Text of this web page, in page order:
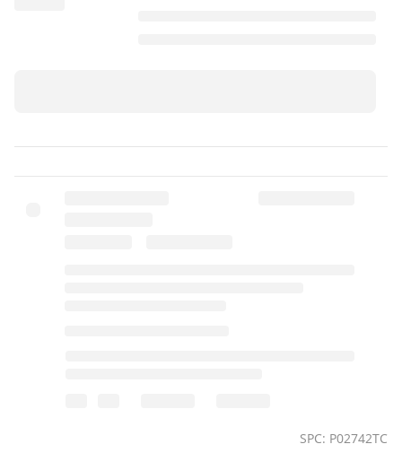
SPC: P02742TC